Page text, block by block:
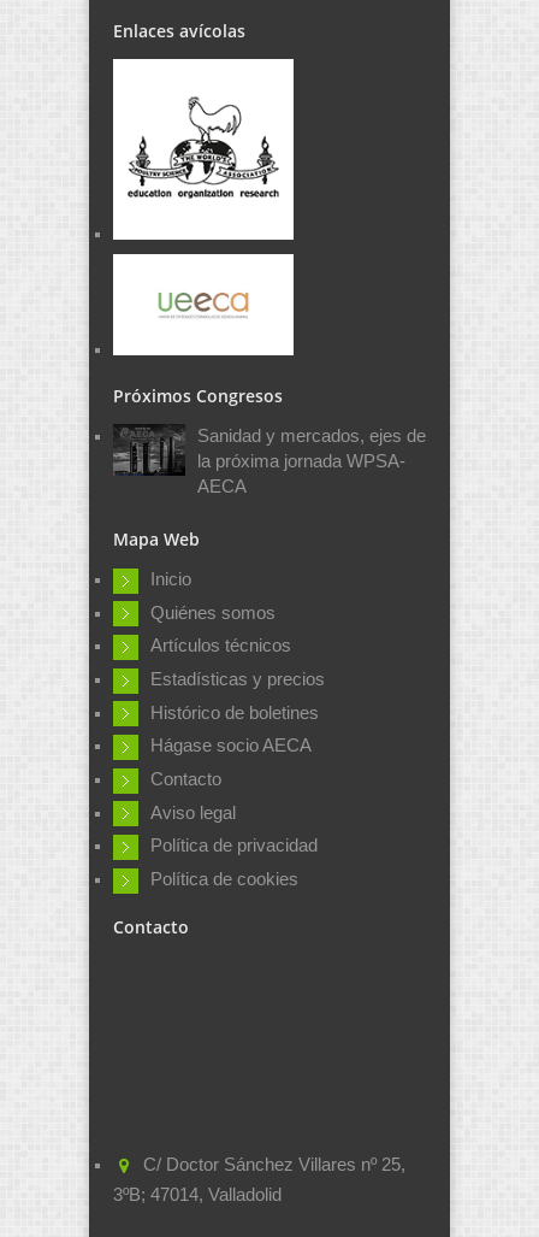
Enlaces avícolas
Próximos Congresos
Sanidad y mercados, ejes de
la próxima jornada WPSA-
AECA
Mapa Web
Inicio
Quiénes somos
Artículos técnicos
Estadísticas y precios
Histórico de boletines
Hágase socio AECA
Contacto
Aviso legal
Política de privacidad
Política de cookies
Contacto
C/ Doctor Sánchez Villares nº 25,
3ºB; 47014, Valladolid